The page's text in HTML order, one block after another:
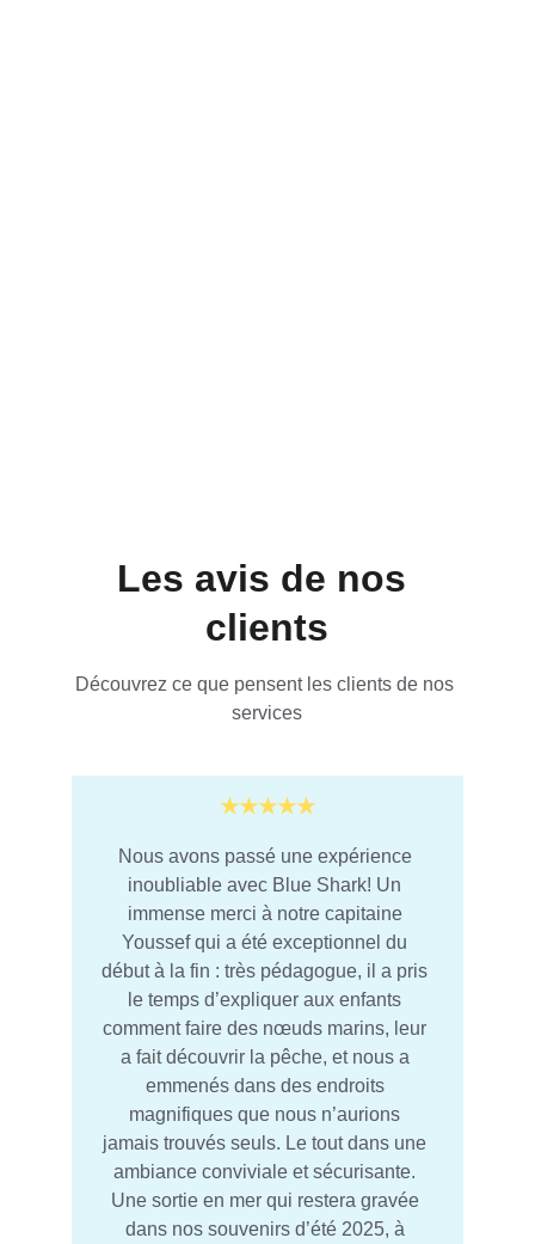
Les avis de nos
clients
Découvrez ce que pensent les clients de nos
services
Nous avons passé une expérience
inoubliable avec Blue Shark! Un
immense merci à notre capitaine
Youssef qui a été exceptionnel du
début à la fin : très pédagogue, il a pris
le temps d’expliquer aux enfants
comment faire des nœuds marins, leur
a fait découvrir la pêche, et nous a
emmenés dans des endroits
magnifiques que nous n’aurions
jamais trouvés seuls. Le tout dans une
ambiance conviviale et sécurisante.
Une sortie en mer qui restera gravée
dans nos souvenirs d’été 2025, à
★★★★★